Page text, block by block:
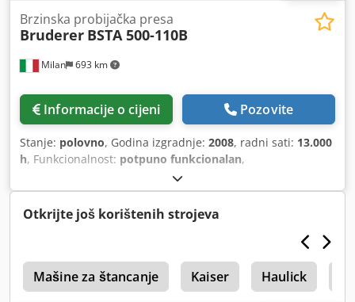
Milan 693 km
Brzinska probijačka presa
Bruderer BSTA 500-110B
Informacije o cijeni Pozovite
Stanje: polovno, Godina izgradnje: 2008, radni sati: 13.000
h, Funkcionalnost: potpuno funkcionalan,
Otkrijte još korištenih strojeva
Mašine za štancanje Kaiser Haulick